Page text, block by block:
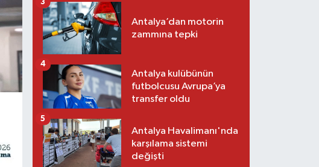
Antalya’dan motorin
zammına tepki
3
Antalya kulübünün
futbolcusu Avrupa’ya
transfer oldu
4
Antalya Havalimanı'nda
karşılama sistemi
değişti
5